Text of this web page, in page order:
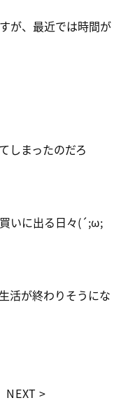
が、最近では時間が
しまったのだろ
いに出る日々(´;ω;
活が終わりそうにな
NEXT